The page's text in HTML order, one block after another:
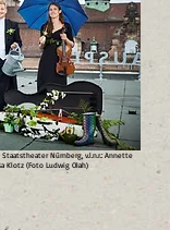
Nürnberg, v.l.n.r.: Annette
Klotz (Foto Ludwig Olah)